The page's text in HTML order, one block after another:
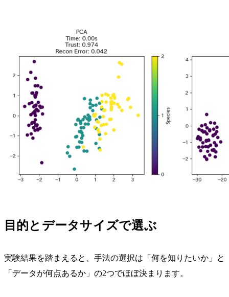
目的とデータサイズで選ぶ
実験結果を踏まえると、手法の選択は「何を知りたいか」と
「データが何点あるか」の2つでほぼ決まります。